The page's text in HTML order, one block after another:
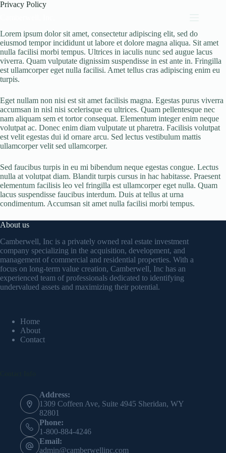
Skip
Privacy Policy
Lorem ipsum dolor sit amet, consectetur adipiscing elit, sed do
eiusmod tempor incididunt ut labore et dolore magna aliqua. Sit amet
nulla facilisi morbi tempus. Ultrices in iaculis nunc sed augue lacus
viverra. Quam vulputate dignissim suspendisse in est ante in. Fringilla
est ullamcorper eget nulla facilisi. Amet tellus cras adipiscing enim eu
turpis.
Eget nullam non nisi est sit amet facilisis magna. Egestas purus viverra
accumsan in nisl nisi scelerisque eu ultrices. Quam pellentesque nec
nam aliquam sem et tortor consequat. Elementum integer enim neque
volutpat ac. Donec enim diam vulputate ut pharetra. Facilisis volutpat
est velit egestas dui id ornare arcu. Sed lectus vestibulum mattis
ullamcorper velit sed ullamcorper.
Sed faucibus turpis in eu mi bibendum neque egestas congue. Lectus
nulla at volutpat diam. Blandit turpis cursus in hac habitasse. Praesent
elementum facilisis leo vel fringilla est ullamcorper eget nulla. Quam
lacus suspendisse faucibus interdum. Duis at tellus at urna
condimentum. Accumsan sit amet nulla facilisi morbi tempus.
About us
Camberwell, Inc is a privately owned real estate investment
company specializing in the acquisition, development, and
management of commercial and residential properties. With a
focus on long-term value creation, Camberwell, Inc has an
experienced team of professionals dedicated to identifying
undervalued assets and maximizing their potential.
Home
About
Contact
Address:
1309 Coffeen Ave, Suite 4945 Sheridan, WY
82801
Phone:
1-800-884-4246
Email:
admin@camberwellinc.com